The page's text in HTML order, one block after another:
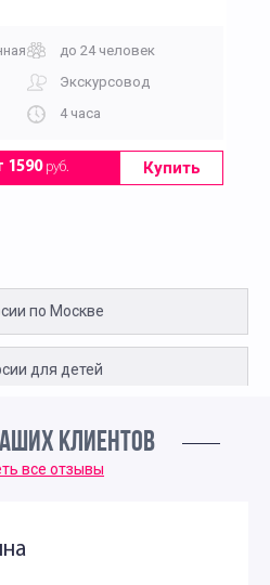
до 24 человек
Экскурсовод
4 часа
1590руб. Купить
по Москве
для детей
по Москве для москвичей
производство
КЛИЕНТОВ
все отзывы